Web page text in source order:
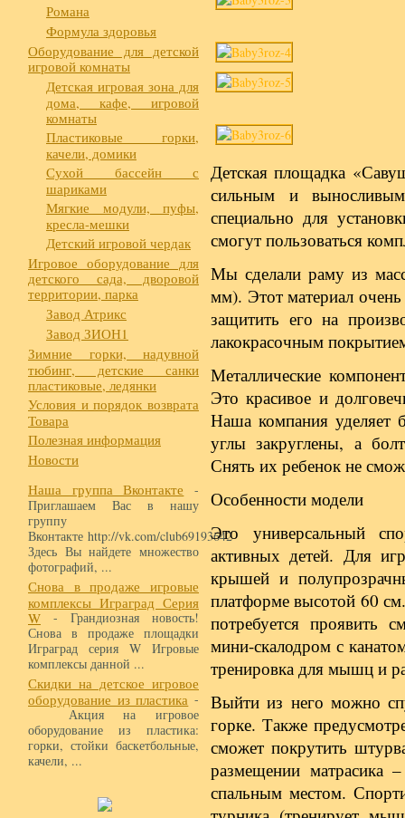
Романа
Формула здоровья
Оборудование для детской
игровой комнаты
Детская игровая зона для
дома, кафе, игровой
комнаты
Пластиковые горки,
качели, домики
Сухой бассейн с
шариками
Мягкие модули, пуфы,
кресла-мешки
Детский игровой чердак
Игровое оборудование для
детского сада, дворовой
территории, парка
Завод Атрикс
Завод ЗИОН1
Зимние горки, надувной
тюбинг, детские санки
пластиковые, ледянки
Условия и порядок возврата
Товара
Полезная информация
Новости
Наша группа Вконтакте -
Приглашаем Вас в нашу
группу
Вконтакте http://vk.com/club69193642
Здесь Вы найдете множество
фотографий, ...
Снова в продаже игровые
комплексы Играград Серия
W - Грандиозная новость!
Снова в продаже площадки
Играград серия W Игровые
комплексы данной ...
Скидки на детское игровое
оборудование из пластика -
Акция на игровое
оборудование из пластика:
горки, стойки баскетбольные,
качели, ...
Детская площадка
сильным и
специально для
смогут пользоваться
Мы сделали раму из
мм). Этот материал
защитить его на
лакокрасочным
Металлические
Это красивое и
Наша компания уделяет
углы закруглены, а
Снять их ребенок не
Особенности модели
Это универсальный
активных детей. Для
крышей и
платформе высотой 60
потребуется проявить
мини-скалодром с
тренировка для мышц и
Выйти из него можно
горке. Также
сможет покрутить
размещении матрасика
спальным местом.